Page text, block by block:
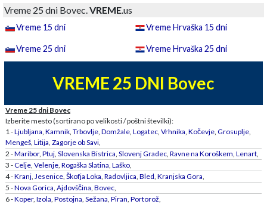
Vreme 25 dni Bovec.VREME.us
Vreme 15 dni Vreme Hrvaška 15 dni
Vreme 25 dni Vreme Hrvaška 25 dni
VREME 25 DNI Bovec
Vreme 25 dni Bovec
Izberite mesto (sortirano po velikosti / poštni številki):
1 -Ljubljana, Kamnik, Trbovlje, Domžale, Logatec, Vrhnika, Kočevje, Grosuplje,
Mengeš, Litija, Zagorje ob Savi,
2 -Maribor, Ptuj, Slovenska Bistrica, Slovenj Gradec, Ravne na Koroškem, Lenart,
3 -Celje, Velenje, Rogaška Slatina, Laško,
4 -Kranj, Jesenice, Škofja Loka, Radovljica, Bled, Kranjska Gora,
5 -Nova Gorica, Ajdovščina, Bovec,
6 -Koper, Izola, Postojna, Sežana, Piran, Portorož,